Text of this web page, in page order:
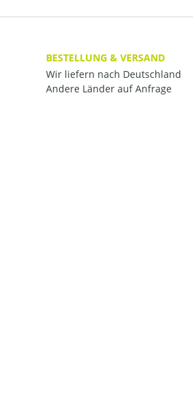
BESTELLUNG & VERSAND
Wir liefern nach Deutschland
Andere Länder auf Anfrage